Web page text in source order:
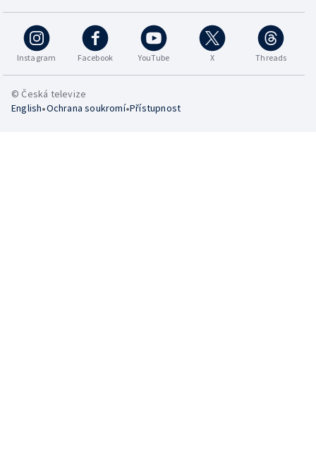
Instagram Facebook YouTube X Threads
© Česká televize
English•Ochrana soukromí•Přístupnost